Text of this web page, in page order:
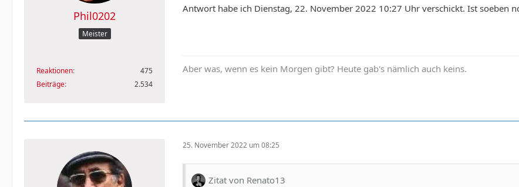
Phil0202
Meister
Reaktionen
475
Beiträge
2.534
Antwort habe ich Dienstag, 22. November 2022 10:27 Uhr verschickt. Ist soeben
Aber was, wenn es kein Morgen gibt? Heute gab's nämlich auch keins.
25. November 2022 um 08:25
Zitat von Renato13